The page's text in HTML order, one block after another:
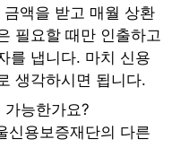
액을 받고 매월 상환
필요할 때만 인출하고
를 냅니다. 마치 신용
생각하시면 됩니다.
능한가요?
신용보증재단의 다른